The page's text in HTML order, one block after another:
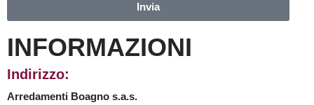
Invia
INFORMAZIONI
Indirizzo:
Arredamenti Boagno s.a.s.